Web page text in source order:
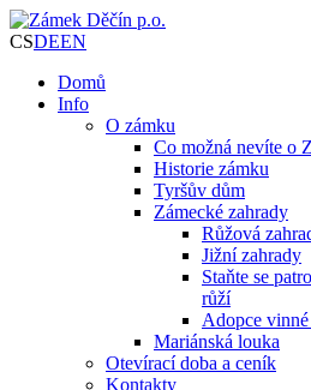
CSDEEN
Domů
Info
O zámku
Co možná nevíte o
Historie zámku
Tyršův dům
Zámecké zahrady
Růžová
Jižní zahrady
Staňte se
růží
Adopce
Mariánská louka
Otevírací doba a ceník
Kontakty